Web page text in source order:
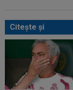
Citeşte şi